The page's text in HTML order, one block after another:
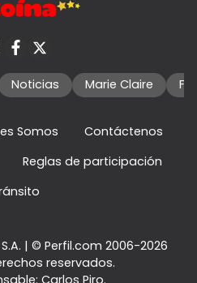
Noticias Marie Claire
Somos
Contáctenos
Reglas de participación
| © Perfil.com 2006-2026
reservados.